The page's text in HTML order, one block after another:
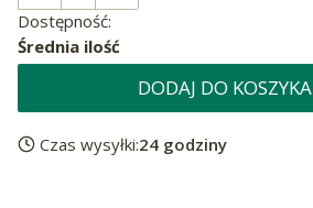
Dostępność:
Średnia ilość
DODAJ DO KOSZYKA
Czas wysyłki:24 godziny